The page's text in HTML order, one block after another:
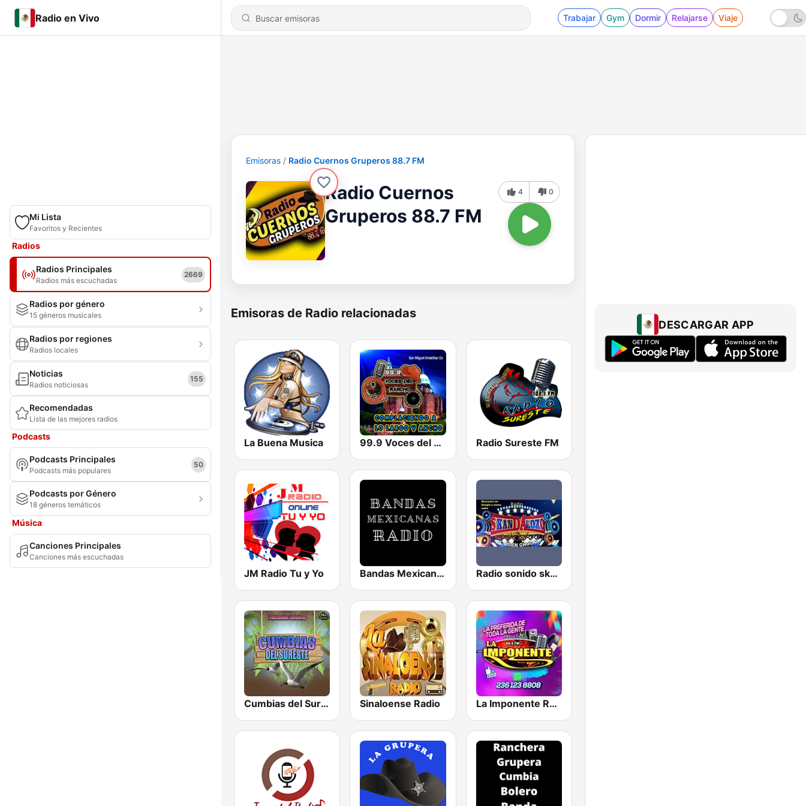
Radio en Vivo Trabajar Gym Dormir Relajarse Viaje
Mi Lista
Favoritos y Recientes
Radios
Radios Principales
Radios más escuchadas
2669
Radios por género
15 géneros musicales
Radios por regiones
Radios locales
Noticias
Radios noticiosas
155
Recomendadas
Lista de las mejores radios
Podcasts
Podcasts Principales
Podcasts más populares
50
Podcasts por Género
18 géneros temáticos
Música
Canciones Principales
Canciones más escuchadas
Emisoras Radio Cuernos Gruperos 88.7 FM
Radio Cuernos
Gruperos 88.7 FM
4 0
Emisoras de Radio relacionadas
La Buena Musica 99.9 Voces del Rancho Radio Sureste FM
JM Radio Tu y Yo Bandas Mexicanas Radio Radio sonido skandalozo Dj cachas
Cumbias del Sureste y Más Ritmos Sinaloense Radio La Imponente Radio
DESCARGAR APP